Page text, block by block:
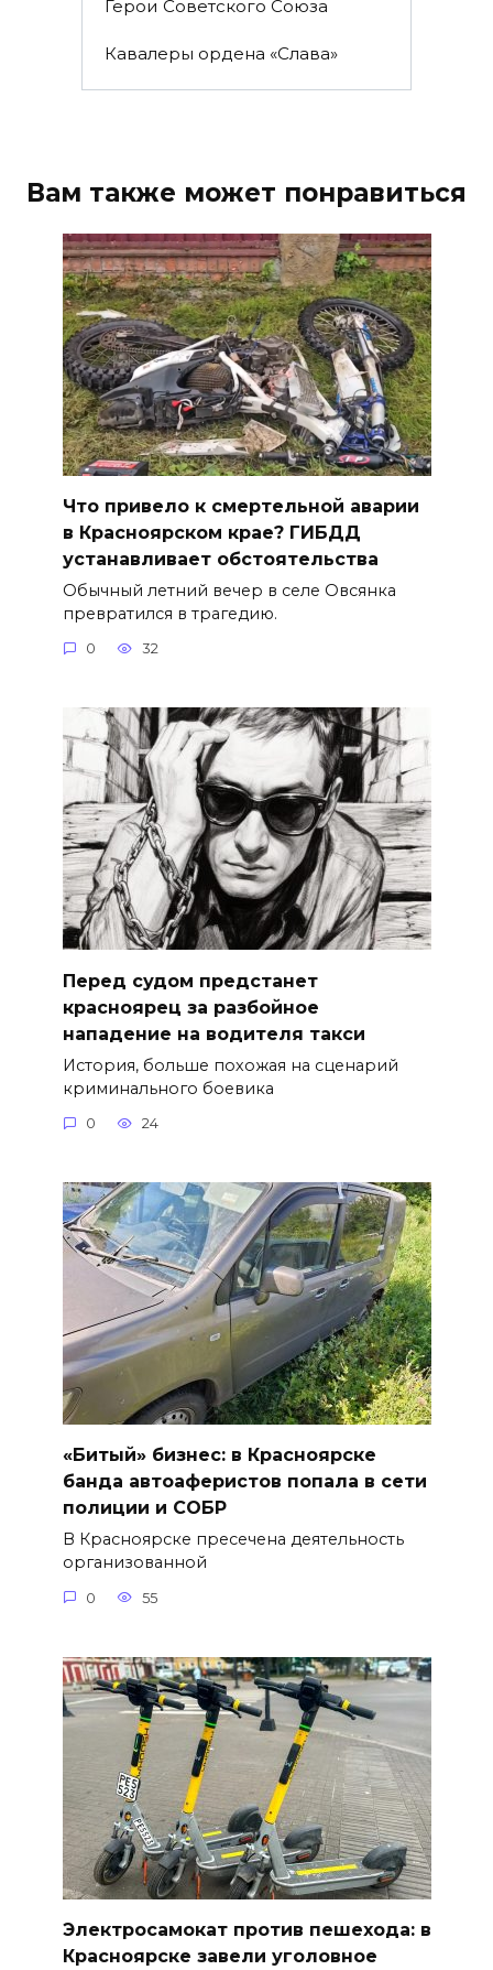
Герои Советского Союза
Кавалеры ордена «Слава»
Вам также может понравиться
Что привело к смертельной аварии
в Красноярском крае? ГИБДД
устанавливает обстоятельства
Обычный летний вечер в селе Овсянка
превратился в трагедию.
0 32
Перед судом предстанет
красноярец за разбойное
нападение на водителя такси
История, больше похожая на сценарий
криминального боевика
0 24
«Битый» бизнес: в Красноярске
банда автоаферистов попала в сети
полиции и СОБР
В Красноярске пресечена деятельность
организованной
0 55
Электросамокат против пешехода: в
Красноярске завели уголовное